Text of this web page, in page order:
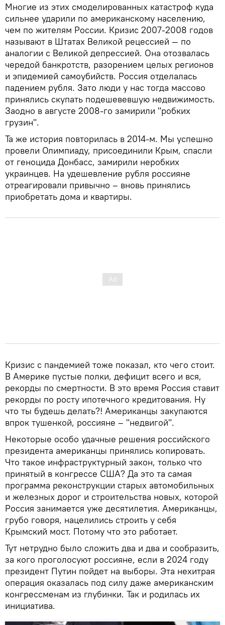
Многие из этих смоделированных катастроф куда
сильнее ударили по американскому населению,
чем по жителям России. Кризис 2007-2008 годов
называют в Штатах Великой рецессией — по
аналогии с Великой депрессией. Она отозвалась
чередой банкротств, разорением целых регионов
и эпидемией самоубийств. Россия отделалась
падением рубля. Зато люди у нас тогда массово
принялись скупать подешевевшую недвижимость.
Заодно в августе 2008-го замирили "робких
грузин".
Та же история повторилась в 2014-м. Мы успешно
провели Олимпиаду, присоединили Крым, спасли
от геноцида Донбасс, замирили неробких
украинцев. На удешевление рубля россияне
отреагировали привычно – вновь принялись
приобретать дома и квартиры.
Кризис с пандемией тоже показал, кто чего стоит.
В Америке пустые полки, дефицит всего и вся,
рекорды по смертности. В это время Россия ставит
рекорды по росту ипотечного кредитования. Ну
что ты будешь делать?! Американцы закупаются
впрок тушенкой, россияне – "недвигой".
Некоторые особо удачные решения российского
президента американцы принялись копировать.
Что такое инфраструктурный закон, только что
принятый в конгрессе США? Да это та самая
программа реконструкции старых автомобильных
и железных дорог и строительства новых, которой
Россия занимается уже десятилетия. Американцы,
грубо говоря, нацелились строить у себя
Крымский мост. Потому что это работает.
Тут нетрудно было сложить два и два и сообразить,
за кого проголосуют россияне, если в 2024 году
президент Путин пойдет на выборы. Эта нехитрая
операция оказалась под силу даже американским
конгрессменам из глубинки. Так и родилась их
инициатива.